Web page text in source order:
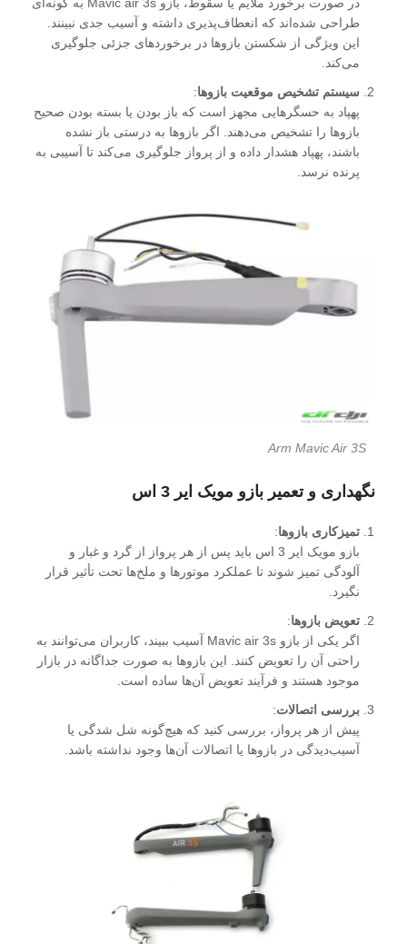
طراحی شده‌اند که انعطاف‌پذیری داشته و آسیب جدی نبینند.
این ویژگی از شکستن بازوها در برخوردهای جزئی جلوگیری
می‌کند.
سیستم تشخیص موقعیت بازوها:
پهپاد به حسگرهایی مجهز است که باز بودن یا بسته بودن صحیح
بازوها را تشخیص می‌دهند. اگر بازوها به درستی باز نشده
باشند، پهپاد هشدار داده و از پرواز جلوگیری می‌کند تا آسیبی به
پرنده نرسد.
Arm Mavic Air 3S
نگهداری و تعمیر بازو مویک ایر 3 اس
تمیزکاری بازوها:
بازو مویک ایر 3 اس باید پس از هر پرواز از گرد و غبار و
آلودگی تمیز شوند تا عملکرد موتورها و ملخ‌ها تحت تأثیر قرار
نگیرد.
تعویض بازوها:
اگر یکی از بازو Mavic air 3s آسیب ببیند، کاربران می‌توانند به
راحتی آن را تعویض کنند. این بازوها به صورت جداگانه در بازار
موجود هستند و فرآیند تعویض آن‌ها ساده است.
بررسی اتصالات:
پیش از هر پرواز، بررسی کنید که هیچ‌گونه شل شدگی یا
آسیب‌دیدگی در بازوها یا اتصالات آن‌ها وجود نداشته باشد.